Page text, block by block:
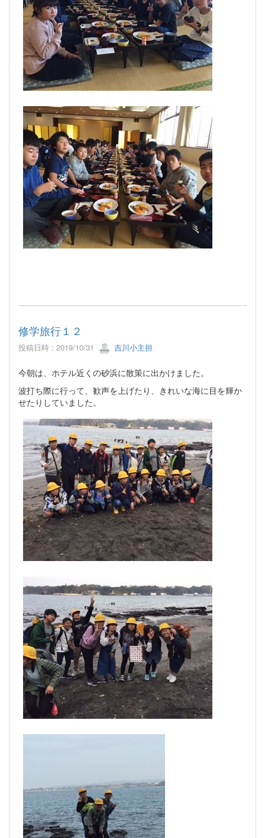
修学旅行１２
投稿日時 : 2019/10/31 吉川小主担
今朝は、ホテル近くの砂浜に散策に出かけました。
波打ち際に行って、歓声を上げたり、きれいな海に目を輝か
せたりしていました。